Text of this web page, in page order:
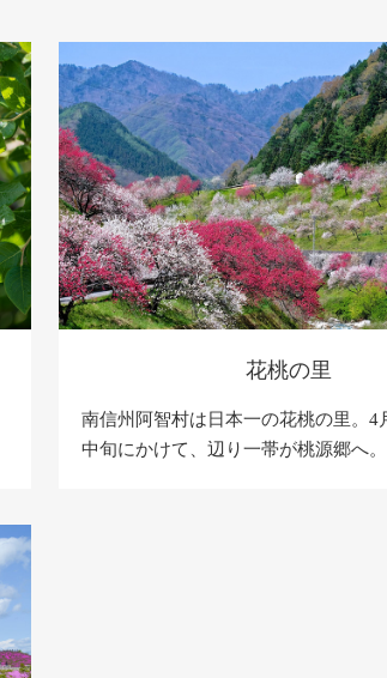
花桃の里
南信州阿智村は日本一の花桃の里。4
中旬にかけて、辺り一帯が桃源郷へ